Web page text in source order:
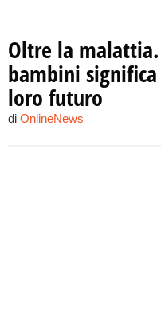
Oltre la
bambini
loro futuro
di OnlineNews